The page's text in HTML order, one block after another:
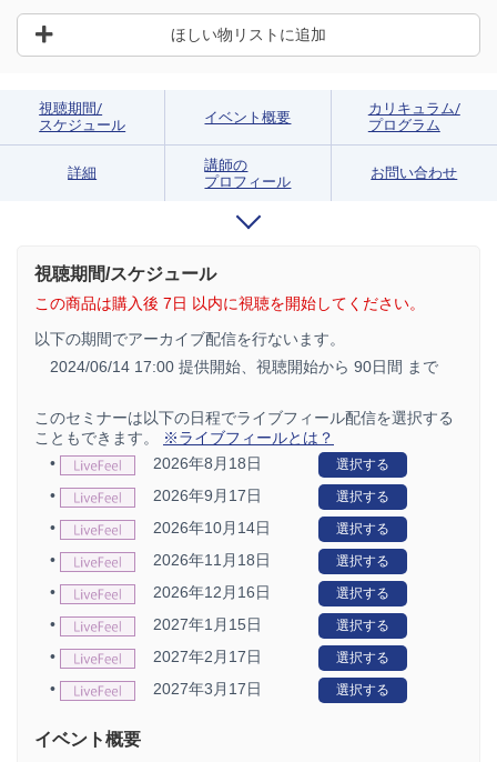
ほしい物リストに追加
視聴期間/
スケジュール
イベント概要
カリキュラム/
プログラム
詳細
講師の
プロフィール
お問い合わせ
視聴期間/スケジュール
この商品は購入後 7日 以内に視聴を開始してください。
以下の期間でアーカイブ配信を行ないます。
2024/06/14 17:00 提供開始、 視聴開始から 90日間 まで
このセミナーは以下の日程でライブフィール配信を選択する
こともできます。
※ライブフィールとは？
•
2026年8月18日 選択する
• 2026年9月17日 選択する
• 2026年10月14日 選択する
• 2026年11月18日 選択する
• 2026年12月16日 選択する
• 2027年1月15日 選択する
• 2027年2月17日 選択する
• 2027年3月17日 選択する
イベント概要